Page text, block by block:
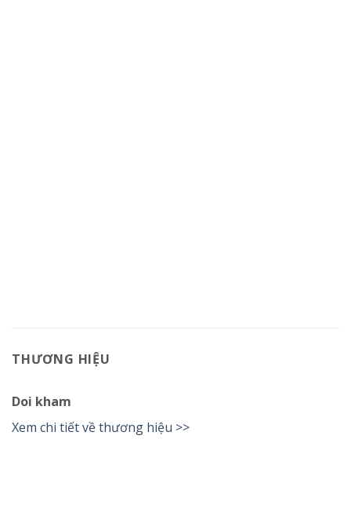
THƯƠNG HIỆU
Doi kham
Xem chi tiết về thương hiệu >>